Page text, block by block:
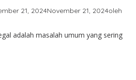
21, 2024November 21, 2024oleh
adalah masalah umum yang sering